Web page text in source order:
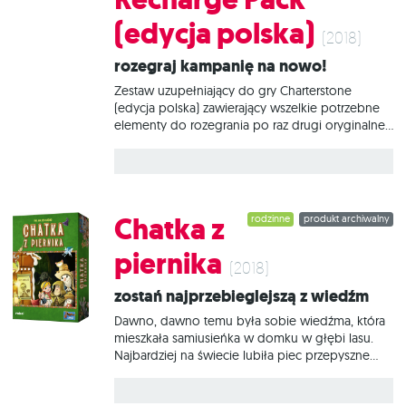
rywalizacyjna gra ekonomiczna z systemem
legacy dla 1 do 6 graczy. Naszym zadaniem
będzie rozwijanie nowo założonej osady na
obrzeżach królestwa Zielonego Jaru. Z każdą
partią odkryjemy nowe pola i
(edycja polska) (2018)
Rozegraj kampanię na nowo!
Zestaw uzupełniający do gry Charterstone
(edycja polska) zawierający wszelkie potrzebne
elementy do rozegrania po raz drugi oryginalnej
rozegrać całkowicie nową przygodę. Kto wie,
może tym razem podjęcie innych decyzji zmieni
produkt archiwalny
rodzinne
Chatka z
piernika (2018)
Zostań najprzebieglejszą z wiedźm
Dawno, dawno temu była sobie wiedźma, która
mieszkała samiusieńka w domku w głębi lasu.
Najbardziej na świecie lubiła piec przepyszne